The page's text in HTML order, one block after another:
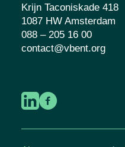
Krijn Taconiskade 418
1087 HW Amsterdam
088 – 205 16 00
contact@vbent.org